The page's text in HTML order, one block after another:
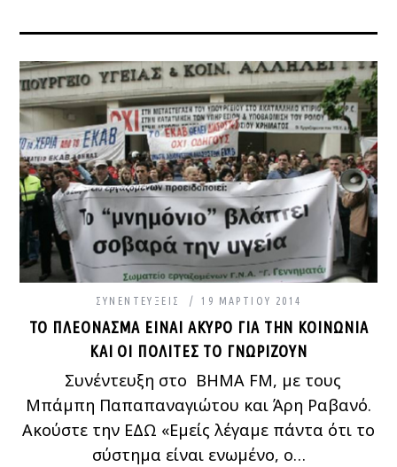
ΣΥΝΕΝΤΕΎΞΕΙΣ 19 ΜΑΡΤΊΟΥ 2014
ΤΟ ΠΛΕΌΝΑΣΜΑ ΕΊΝΑΙ ΆΚΥΡΟ ΓΙΑ ΤΗΝ ΚΟΙΝΩΝΊΑ
ΚΑΙ ΟΙ ΠΟΛΊΤΕΣ ΤΟ ΓΝΩΡΊΖΟΥΝ
Συνέντευξη στο ΒΗΜΑ FM, με τους
Μπάμπη Παπαπαναγιώτου και Άρη Ραβανό.
Ακούστε την ΕΔΩ «Εμείς λέγαμε πάντα ότι το
σύστημα είναι ενωμένο, ο…